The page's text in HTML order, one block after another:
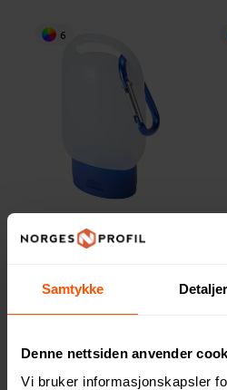
Samtykke Detaljer
Denne nettsiden anvender
Vi bruker informasjonskapsler
6
Squeeky Håndsåpe med
Karabinkrok